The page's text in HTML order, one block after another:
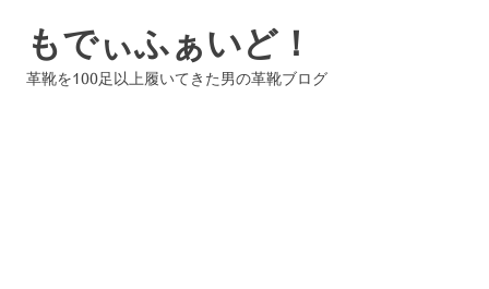
もでぃふぁいど！
革靴を100足以上履いてきた男の革靴ブログ